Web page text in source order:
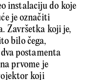
instalaciju do koje
je označiti
Završetka koji je,
bilo čega,
postamenta
prvome je
koji